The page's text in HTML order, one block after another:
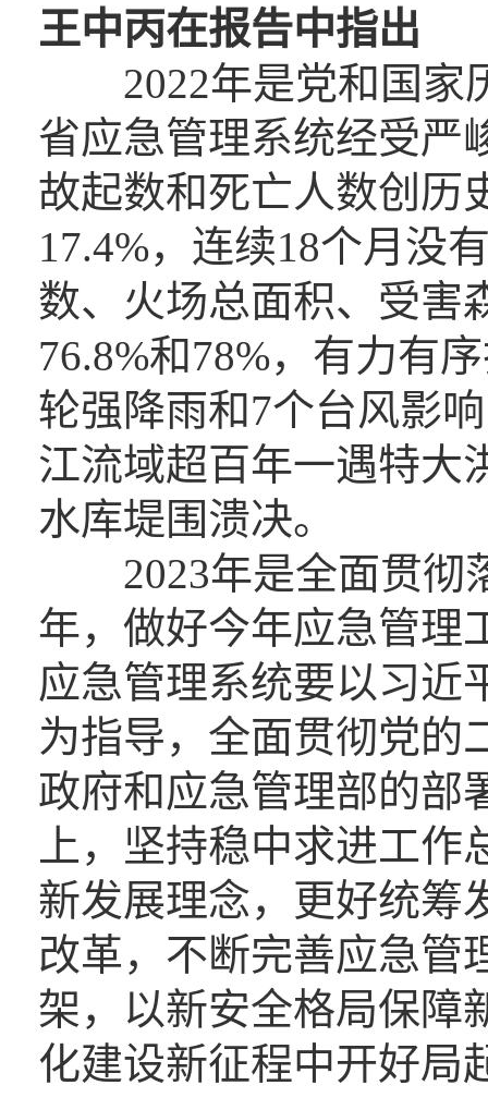
王中丙在报告中指出
2022年是党和国家
省应急管理系统经受严
故起数和死亡人数创历
17.4%，连续18个月没
数、火场总面积、受害
76.8%和78%，有力有
轮强降雨和7个台风影
江流域超百年一遇特大
水库堤围溃决。
2023年是全面贯彻
年，做好今年应急管理
应急管理系统要以习近
为指导，全面贯彻党的
政府和应急管理部的部
上，坚持稳中求进工
新发展理念，更好统筹
改革，不断完善应急管
架，以新安全格局保障
化建设新征程中开好局